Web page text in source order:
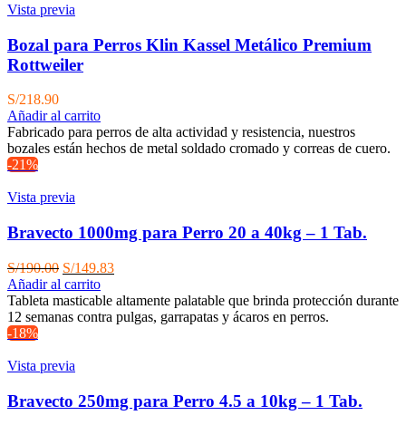
Vista previa
Bozal para Perros Klin Kassel Metálico Premium
Rottweiler
S/218.90
Añadir al carrito
Fabricado para perros de alta actividad y resistencia, nuestros
bozales están hechos de metal soldado cromado y correas de cuero.
-21%
Vista previa
Bravecto 1000mg para Perro 20 a 40kg – 1 Tab.
S/190.00 El
precio
original
era:
S/149.83El
actual
es:
Añadir al carrito
Tableta masticable altamente palatable que brinda protección durante
12 semanas contra pulgas, garrapatas y ácaros en perros.
-18%
Vista previa
Bravecto 250mg para Perro 4.5 a 10kg – 1 Tab.